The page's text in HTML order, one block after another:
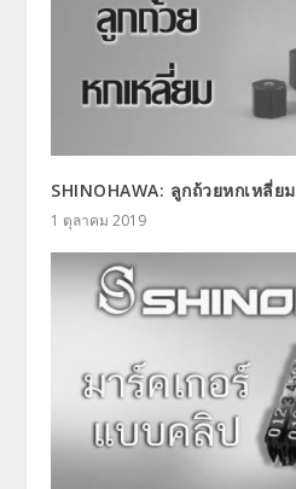
SHINOHAWA: ลูกถ้วยหกเหลี่ยม
1 ตุลาคม 2019